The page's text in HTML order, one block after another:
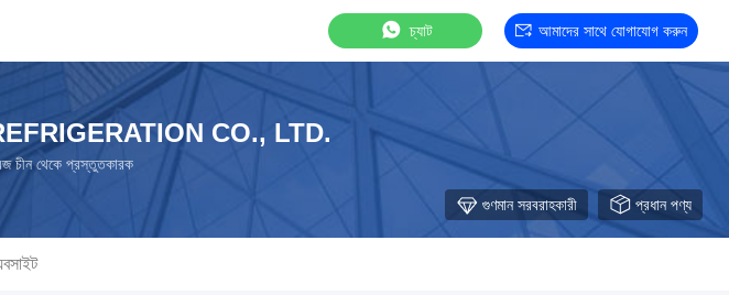
চ্যাট আমাদের সাথে যোগাযোগ করুন
CO., LTD.
চীন থেকে প্রস্তুতকারক
গুণমান সরবরাহকারী প্রধান পণ্য